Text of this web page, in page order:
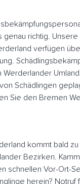
genau richtig. Unsere
verfügen
Schädlingen
Sie den Bremen
kommt bald zu
Bezirken.
schnellen Vor-Ort-
herein? Notruf